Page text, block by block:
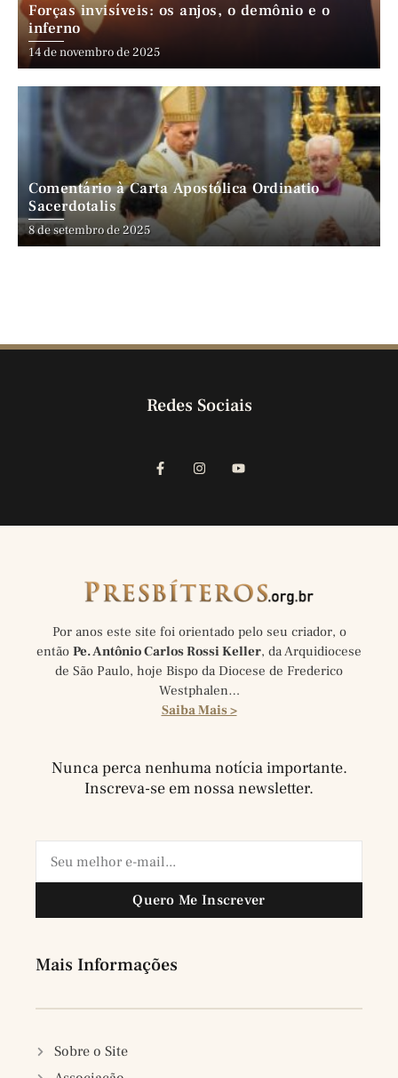
Forças invisíveis: os anjos, o demônio e o
inferno
14 de novembro de 2025
Comentário à Carta Apostólica Ordinatio
Sacerdotalis
8 de setembro de 2025
Redes Sociais
Por anos este site foi orientado pelo seu criador, o
então Pe. Antônio Carlos Rossi Keller, da Arquidiocese
de São Paulo, hoje Bispo da Diocese de Frederico
Westphalen…
Saiba Mais >
Nunca perca nenhuma notícia importante.
Inscreva-se em nossa newsletter.
Quero Me Inscrever
Mais Informações
Sobre o Site